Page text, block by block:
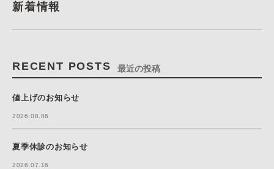
新着情報
RECENT POSTS 最近の投稿
値上げのお知らせ
2026.08.06
夏季休診のお知らせ
2026.07.16